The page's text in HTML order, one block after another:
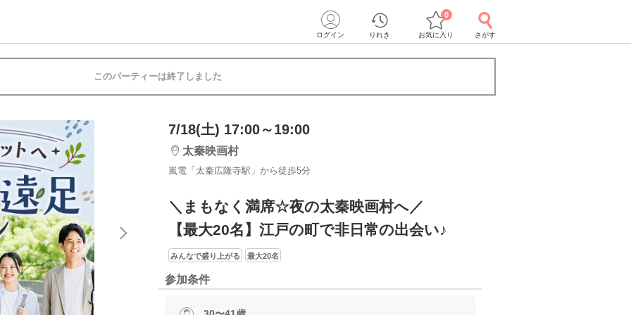
ログイン りれき お気に入り
0
さがす
このパーティーは終了しました
7/18(土) 17:00～19:00
太秦映画村
嵐電「太秦広隆寺駅」から徒歩5分
＼まもなく満席☆夜の太秦映画村へ／
【最大20名】江戸の町で非日常の出会い♪
みんなで盛り上がる 最大20名
参加条件